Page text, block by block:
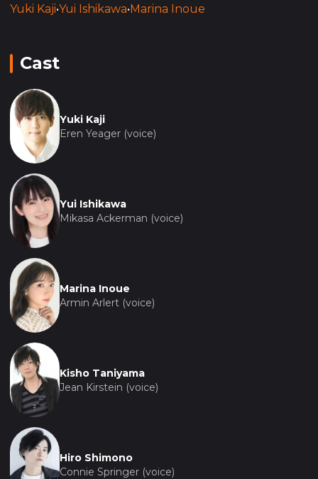
Yuki Kaji•Yui Ishikawa• Marina Inoue
Cast
Yuki Kaji
Eren Yeager (voice)
Yui Ishikawa
Mikasa Ackerman (voice)
Marina Inoue
Armin Arlert (voice)
Kisho Taniyama
Jean Kirstein (voice)
Hiro Shimono
Connie Springer (voice)